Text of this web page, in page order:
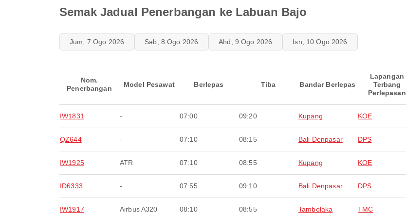
Semak Jadual Penerbangan ke Labuan Bajo
Jum, 7 Ogo 2026 Sab, 8 Ogo 2026 Ahd, 9 Ogo 2026 Isn, 10 Ogo 2026
Nom.
Penerbangan
Model Pesawat Berlepas Tiba Bandar Berlepas
Lapangan
Terbang
Perlepasan
IW1831 - 07:00 09:20 Kupang KOE
QZ644 - 07:10 08:15 Bali Denpasar DPS
IW1925 ATR 07:10 08:55 Kupang KOE
ID6333 - 07:55 09:10 Bali Denpasar DPS
IW1917 Airbus A320 08:10 08:55 Tambolaka TMC